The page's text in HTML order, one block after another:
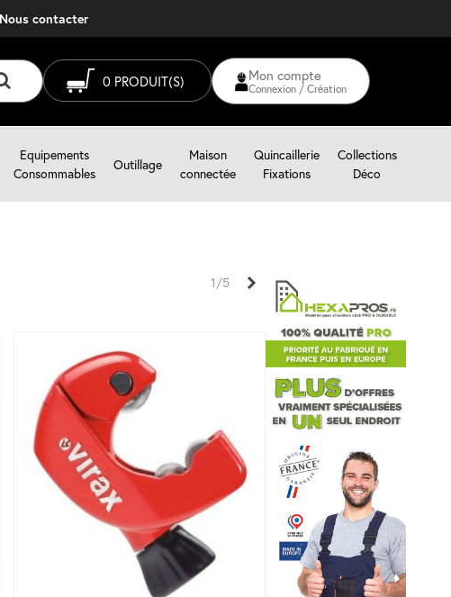
nous contacter
0 PRODUIT(S) Mon compte
Connexion / Création
Equipements
Consommables
Outillage
Maison
connectée
Quincaillerie
Fixations
Collections
Déco
1/5 Suivant